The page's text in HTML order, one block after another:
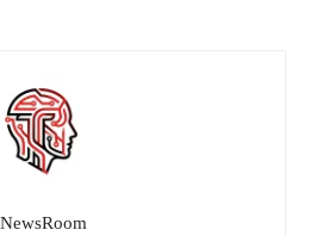
NewsRoom